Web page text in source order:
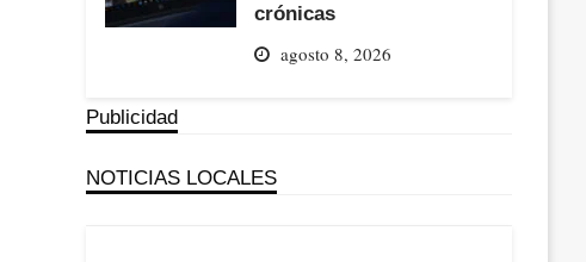
crónicas
agosto 8, 2026
Publicidad
NOTICIAS LOCALES